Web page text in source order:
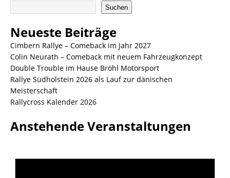
Suchen
Neueste Beiträge
Cimbern Rallye – Comeback im Jahr 2027
Colin Neurath – Comeback mit neuem Fahrzeugkonzept
Double Trouble im Hause Bröhl Motorsport
Rallye Südholstein 2026 als Lauf zur dänischen
Meisterschaft
Rallycross Kalender 2026
Anstehende Veranstaltungen